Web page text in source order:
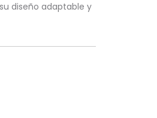
diseño adaptable y